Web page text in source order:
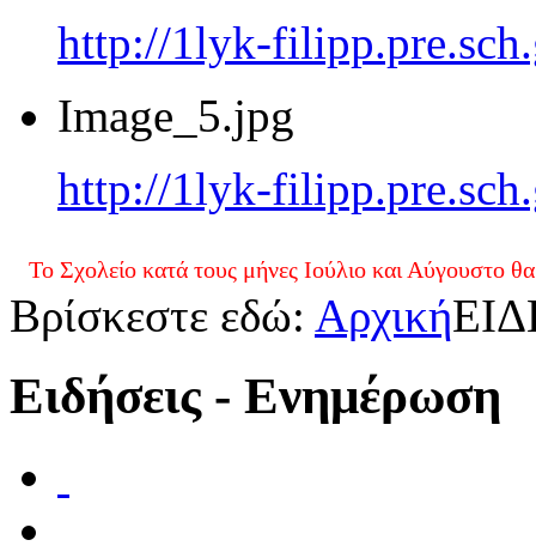
http://1lyk-
Image_5.jpg
http://1lyk-
κατά τους μήνες Ιούλιο και Αύγουστο θα είναι
Βρίσκεστε εδώ: Αρχική
Ειδήσεις - Ενημέρωση